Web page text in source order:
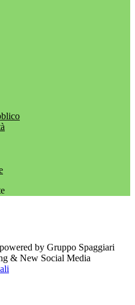
by Gruppo Spaggiari
& New Social Media